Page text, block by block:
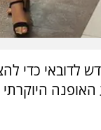
לדובאי כדי